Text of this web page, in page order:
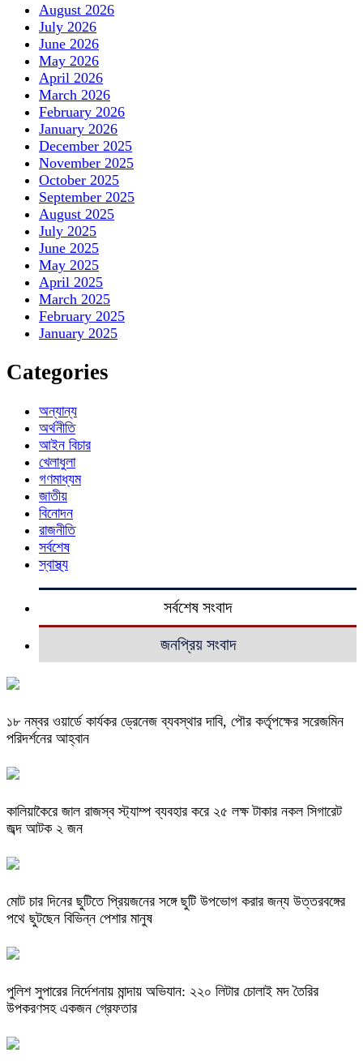
August 2026
July 2026
June 2026
May 2026
April 2026
March 2026
February 2026
January 2026
December 2025
November 2025
October 2025
September 2025
August 2025
July 2025
June 2025
May 2025
April 2025
March 2025
February 2025
January 2025
Categories
অন্যান্য
অর্থনীতি
আইন বিচার
খেলাধুলা
গণমাধ্যম
জাতীয়
বিনোদন
রাজনীতি
সর্বশেষ
স্বাস্থ্য
সর্বশেষ সংবাদ
জনপ্রিয় সংবাদ
১৮ নম্বর ওয়ার্ডে কার্যকর ড্রেনেজ ব্যবস্থার দাবি, পৌর কর্তৃপক্ষের সরেজমিন
পরিদর্শনের আহ্বান
কালিয়াকৈরে জাল রাজস্ব স্ট্যাম্প ব্যবহার করে ২৫ লক্ষ টাকার নকল সিগারেট
জব্দ আটক ২ জন
মোট চার দিনের ছুটিতে প্রিয়জনের সঙ্গে ছুটি উপভোগ করার জন্য উত্তরবঙ্গের
পথে ছুটছেন বিভিন্ন পেশার মানুষ
পুলিশ সুপারের নির্দেশনায় মান্দায় অভিযান: ২২০ লিটার চোলাই মদ তৈরির
উপকরণসহ একজন গ্রেফতার